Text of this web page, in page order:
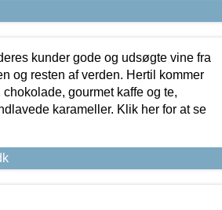
kunder gode og udsøgte vine fra
og resten af verden. Hertil kommer
gourmet kaffe og te,
karameller. Klik her for at se